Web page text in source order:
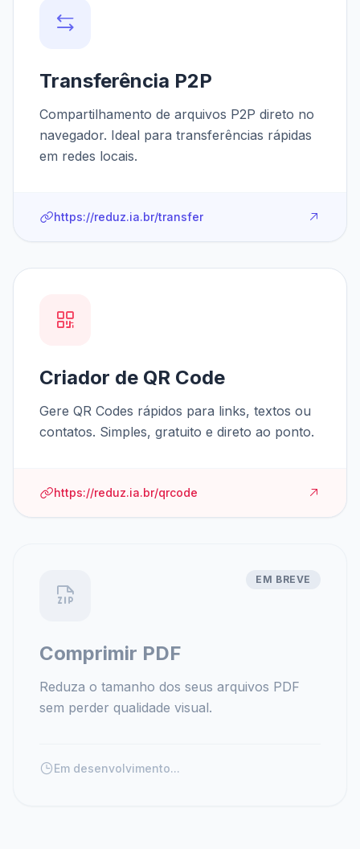
Transferência P2P
Compartilhamento de arquivos P2P direto no
navegador. Ideal para transferências rápidas
em redes locais.
https://reduz.ia.br/transfer
Criador de QR Code
Gere QR Codes rápidos para links, textos ou
contatos. Simples, gratuito e direto ao ponto.
https://reduz.ia.br/qrcode
EM BREVE
Comprimir PDF
Reduza o tamanho dos seus arquivos PDF
sem perder qualidade visual.
Em desenvolvimento...